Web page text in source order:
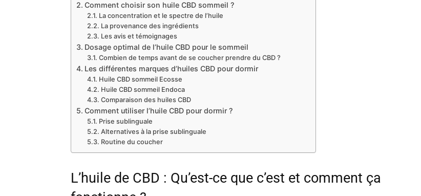
Comment choisir son huile CBD sommeil ?
La concentration et le spectre de l’huile
La provenance des ingrédients
Les avis et témoignages
Dosage optimal de l’huile CBD pour le sommeil
Combien de temps avant de se coucher prendre du CBD ?
Les différentes marques d’huiles CBD pour dormir
Huile CBD sommeil Ecosse
Huile CBD sommeil Endoca
Comparaison des huiles CBD
Comment utiliser l’huile CBD pour dormir ?
Prise sublinguale
Alternatives à la prise sublinguale
Routine du coucher
L’huile de CBD : Qu’est-ce que c’est et comment ça